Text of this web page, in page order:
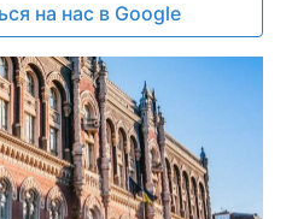
на нас в Google